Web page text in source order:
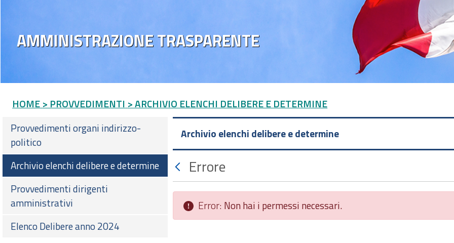
AMMINISTRAZIONE TRASPARENTE
HOME > PROVVEDIMENTI > ARCHIVIO ELENCHI DELIBERE E DETERMINE
Provvedimenti organi indirizzo-
politico
Archivio elenchi delibere e determine
Provvedimenti dirigenti
amministrativi
Elenco Delibere anno 2024
Archivio elenchi delibere e determine
Errore
Error: Non hai i permessi necessari.